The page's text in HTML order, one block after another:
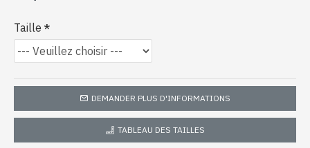
Taille
DEMANDER PLUS D'INFORMATIONS
TABLEAU DES TAILLES